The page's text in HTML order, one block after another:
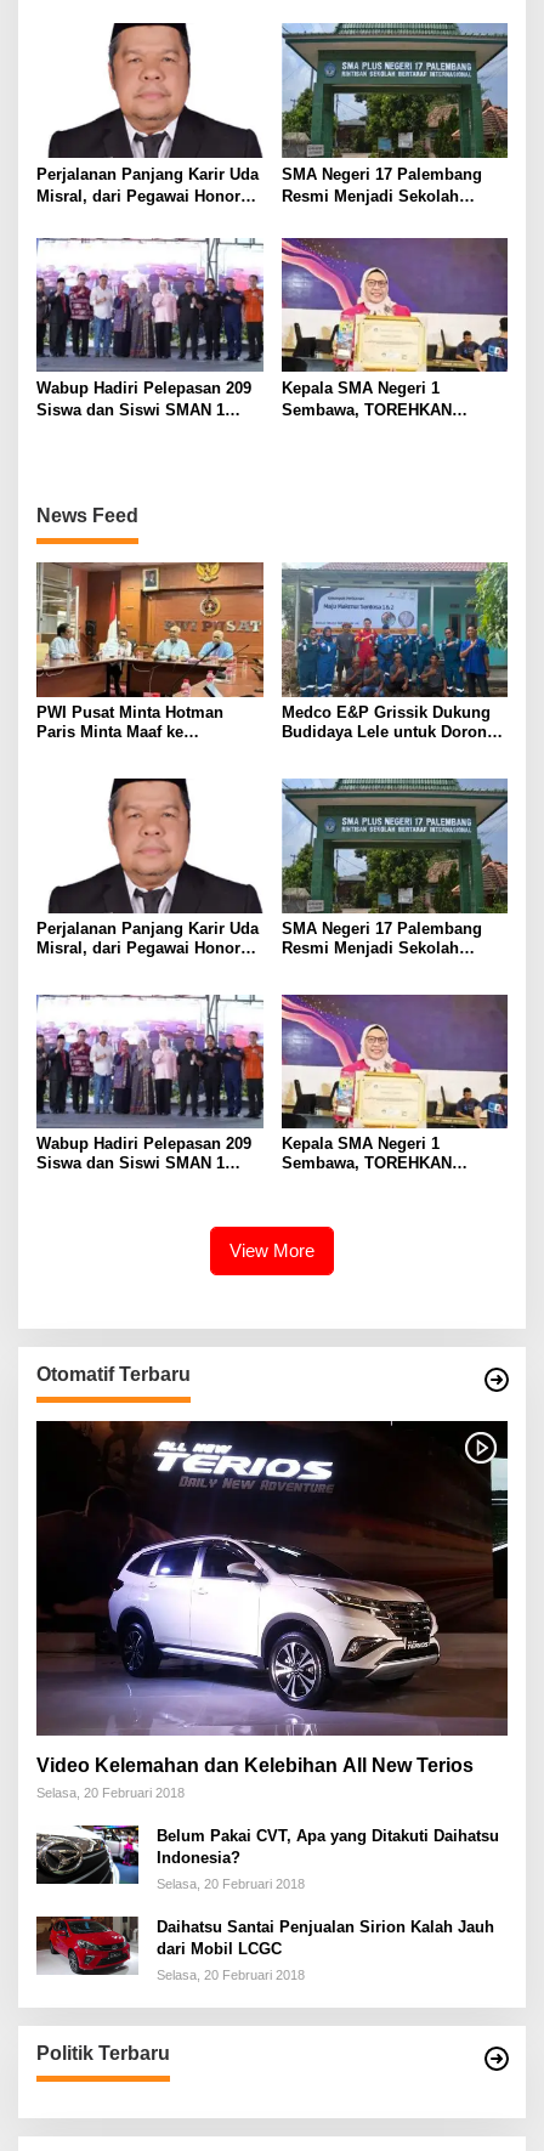
Pers Harus Dihormati
Masyarakat
Perjalanan Panjang Karir Uda
Misral, dari Pegawai Honorer
Karir Jabatan Struktural
Eselon III
SMA Negeri 17 Palembang
Resmi Menjadi Sekolah
Wabup Hadiri Pelepasan 209
Siswa dan Siswi SMAN 1
Kepala SMA Negeri 1
Sembawa, TOREHKAN
News Feed
PWI Pusat Minta Hotman
Paris Minta Maaf ke
Medco E&P Grissik Dukung
Budidaya Lele untuk Dorong
Perjalanan Panjang Karir Uda
Misral, dari Pegawai Honorer
Eselon III
SMA Negeri 17 Palembang
Resmi Menjadi Sekolah
Wabup Hadiri Pelepasan 209
Siswa dan Siswi SMAN 1
Kepala SMA Negeri 1
Sembawa, TOREHKAN
View More
Otomatif Terbaru
Video Kelemahan dan Kelebihan All New Terios
Selasa, 20 Februari 2018
Belum Pakai CVT, Apa yang Ditakuti Daihatsu
Indonesia?
Selasa, 20 Februari 2018
Daihatsu Santai Penjualan Sirion Kalah Jauh
dari Mobil LCGC
Selasa, 20 Februari 2018
Politik Terbaru